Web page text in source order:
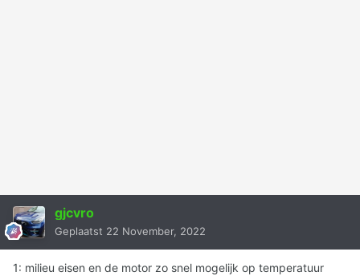
gjcvro
Geplaatst 22 November, 2022
1: milieu eisen en de motor zo snel mogelijk op temperatuur